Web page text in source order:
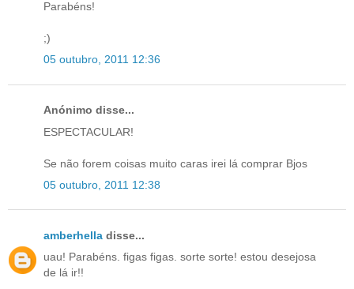
Parabéns!
;)
05 outubro, 2011 12:36
Anónimo disse...
ESPECTACULAR!
Se não forem coisas muito caras irei lá comprar Bjos
05 outubro, 2011 12:38
amberhella disse...
uau! Parabéns. figas figas. sorte sorte! estou desejosa
de lá ir!!